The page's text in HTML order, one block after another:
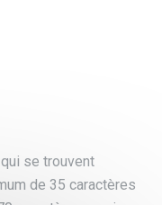
se trouvent
de 35 caractères